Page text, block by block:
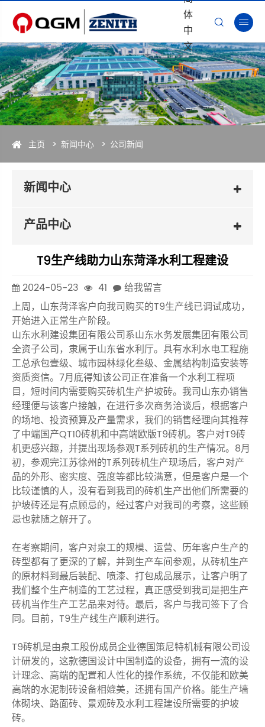
体
中
文
 
主页 新闻中心 公司新闻
新闻中心
产品中心
T9生产线助力山东菏泽水利工程建设
2024-05-23 41
给我留言
上周，山东菏泽客户向我司购买的T9生产线已调试成功，
开始进入正常生产阶段。
山东水利建设集团有限公司系山东水务发展集团有限公司
全资子公司，隶属于山东省水利厅。具有水利水电工程施
工总承包壹级、城市园林绿化叁级、金属结构制造安装等
资质资信。7月底得知该公司正在准备一个水利工程项
目，短时间内需要购买砖机生产护坡砖。我司山东办销售
经理便与该客户接触，在进行多次商务洽谈后，根据客户
的场地、投资预算及产量需求，我们的销售经理向其推荐
了中端国产QT10砖机和中高端欧版T9砖机。客户对T9砖
机更感兴趣，并提出现场参观T系列砖机的生产情况。8月
初，参观完江苏徐州的T系列砖机生产现场后，客户对产
品的外形、密实度、强度等都比较满意，但是客户是一个
比较谨慎的人，没有看到我司的砖机生产出他们所需要的
护坡砖还是有点顾忌的，经过客户对我司的考察，这些顾
忌也就随之解开了。
在考察期间，客户对泉工的规模、运营、历年客户生产的
砖型都有了更深的了解，并到生产车间参观，从砖机生产
的原材料到最后装配、喷漆、打包成品展示，让客户明了
我们整个生产制造的工艺过程，真正感受到我司是把生产
砖机当作生产工艺品来对待。最后，客户与我司签下了合
同。目前，T9生产线生产顺利进行。
T9砖机是由泉工股份成员企业德国策尼特机械有限公司设
计研发的，这款德国设计中国制造的设备，拥有一流的设
计理念、高端的配置和人性化的操作系统，不仅能和欧美
高端的水泥制砖设备相媲美，还拥有国产价格。能生产墙
体砌块、路面砖、景观砖及水利工程建设所需要的护坡
砖。